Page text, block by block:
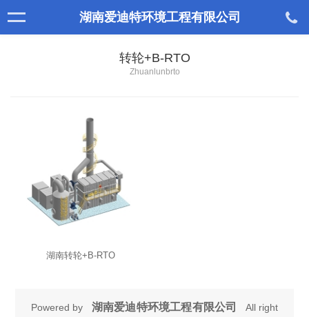
湖南爱迪特环境工程有限公司
转轮+B-RTO
Zhuanlunbrto
湖南转轮+B-RTO
Powered by 湖南爱迪特环境工程有限公司
All right